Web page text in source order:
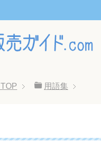
TOP 用語集